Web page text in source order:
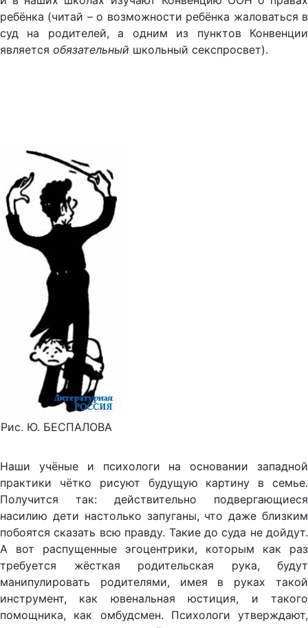
ребёнка (читай – о возможности ребёнка жаловаться в
суд на родителей, а одним из пунктов Конвенции
является обязательный школьный секспросвет).
Рис. Ю. БЕСПАЛОВА
Наши учёные и психологи на основании западной
практики чётко рисуют будущую картину в семье.
Получится так: действительно подвергающиеся
насилию дети настолько запуганы, что даже близким
побоятся сказать всю правду. Такие до суда не дойдут.
А вот распущенные эгоцентрики, которым как раз
требуется жёсткая родительская рука, будут
манипулировать родителями, имея в руках такой
инструмент, как ювенальная юстиция, и такого
помощника, как омбудсмен. Психологи утверждают,